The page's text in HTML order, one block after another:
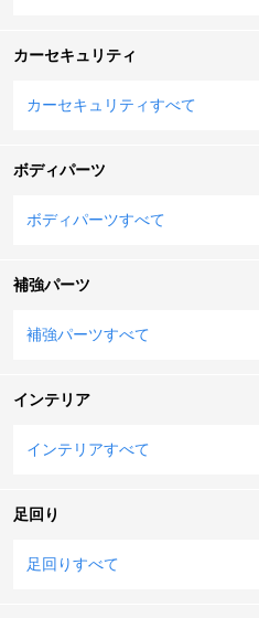
カーセキュリティ
カーセキュリティすべて
ボディパーツ
ボディパーツすべて
補強パーツ
補強パーツすべて
インテリア
インテリアすべて
足回り
足回りすべて